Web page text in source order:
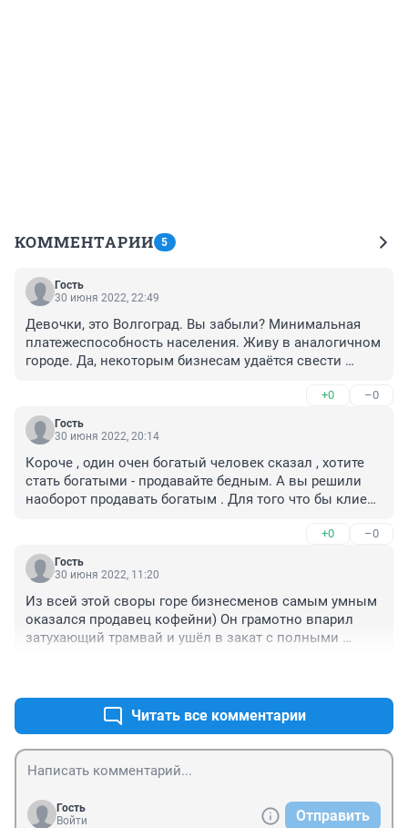
КОММЕНТАРИИ 5
Гость
30 июня 2022, 22:49
Девочки, это Волгоград. Вы забыли? Минимальная
платежеспособность населения. Живу в аналогичном
городе. Да, некоторым бизнесам удаётся свести
+0 –0
Гость
30 июня 2022, 20:14
Короче , один очен богатый человек сказал , хотите
стать богатыми - продавайте бедным. А вы решили
наоборот продавать богатым . Для того что бы клиент
третий ходка даром - . Ну то есть продайте ему две
кружки по цене трёх а третья будет халявной . Самое
главное ценовая политика и скидки-скидки-скидки
+0 –0
Гость
30 июня 2022, 11:20
Из всей этой своры горе бизнесменов самым умным
оказался продавец кофейни) Он грамотно впарил
затухающий трамвай и ушёл в закат с полными
Читать все комментарии
Гость
Войти
Отправить